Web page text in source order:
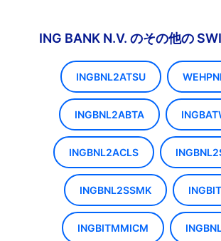
ING BANK N.V. のその他の
INGBNL2ATSU
INGBNL2ABTA
INGBNL2ACLS
INGBNL2SSMK
INGBITMMICM